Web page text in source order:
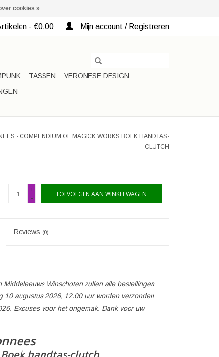
- €0,00 Mijn account / Registreren
TASSEN
VERONESE DESIGN
- COMPENDIUM OF MAGICK WORKS BOEK HANDTAS-
CLUTCH
+
-
TOEVOEGEN AAN WINKELWAGEN
Reviews (0)
Middeleeuws Winschoten zullen alle bestellingen
10 augustus 2026, 12.00 uur worden verzonden
Excuses voor het ongemak. Dank voor uw
handtas-clutch
cookies »